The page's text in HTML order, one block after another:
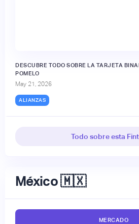
DESCUBRE TODO SOBRE LA TARJETA
POMELO
May 21, 2026
ALIANZAS
Todo sobre esta
México 🇲🇽
MERCADO